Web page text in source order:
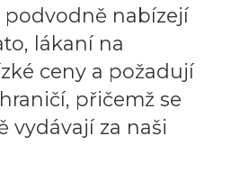
podvodně nabízejí
lákaní na
ceny a požadují
přičemž se
vydávají za naši